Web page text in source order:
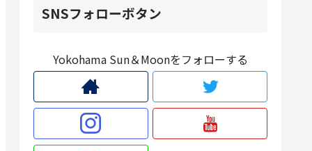
SNSフォローボタン
Yokohama Sun＆Moonをフォローする